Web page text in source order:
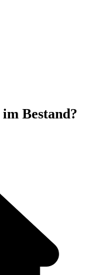
Bestand?